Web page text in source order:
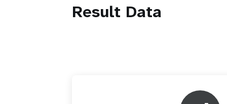
Result Data